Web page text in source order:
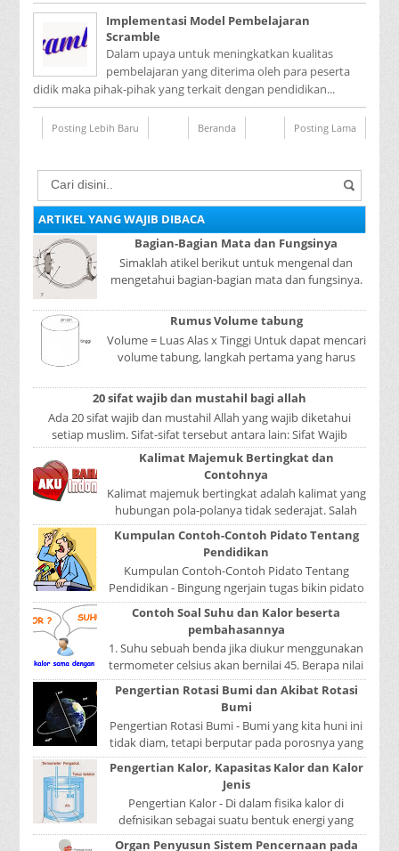
Implementasi Model Pembelajaran
Scramble
Dalam upaya untuk meningkatkan kualitas
pembelajaran yang diterima oleh para peserta
didik maka pihak-pihak yang terkait dengan pendidikan...
Posting Lebih Baru Posting Lama
Beranda
ARTIKEL YANG WAJIB DIBACA
Bagian-Bagian Mata dan Fungsinya
Simaklah atikel berikut untuk mengenal dan
mengetahui bagian-bagian mata dan fungsinya.
mer...
Rumus Volume tabung
Volume = Luas Alas x Tinggi Untuk dapat mencari
volume tabung, langkah pertama yang harus
tabun...
20 sifat wajib dan mustahil bagi allah
Ada 20 sifat wajib dan mustahil Allah yang wajib diketahui
setiap muslim. Sifat-sifat tersebut antara lain: Sifat Wajib
Tulisan A...
Kalimat Majemuk Bertingkat dan
Contohnya
Kalimat majemuk bertingkat adalah kalimat yang
hubungan pola-polanya tidak sederajat. Salah
satu pola menduduki sebagai induk kalimat, se...
Kumpulan Contoh-Contoh Pidato Tentang
Pendidikan
Kumpulan Contoh-Contoh Pidato Tentang
Pendidikan - Bingung ngerjain tugas bikin pidato
sekolah? Atau sedang nyari kumpulan contoh-
contoh ...
Contoh Soal Suhu dan Kalor beserta
pembahasannya
1. Suhu sebuah benda jika diukur menggunakan
termometer celsius akan bernilai 45. Berapa nilai
yang ditunjukkan oleh termometer Reamur, ...
Pengertian Rotasi Bumi dan Akibat Rotasi
Bumi
Pengertian Rotasi Bumi - Bumi yang kita huni ini
tidak diam, tetapi berputar pada porosnya yang
disebut rotasi bumi. Waktu yang diperlukan...
Pengertian Kalor, Kapasitas Kalor dan Kalor
Jenis
Pengertian Kalor - Di dalam fisika kalor di
defnisikan sebagai suatu bentuk energi yang
dapat berpindah atau mengalir dari benda yang
Organ Penyusun Sistem Pencernaan pada